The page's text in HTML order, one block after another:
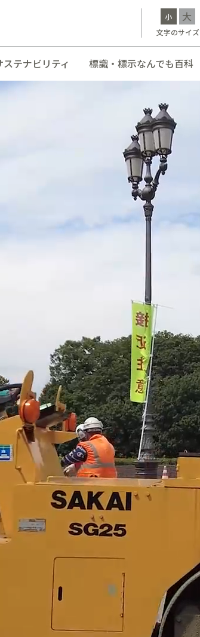
小 大
文字のサイズ
ステナビリティ 標識・標示なんでも百科